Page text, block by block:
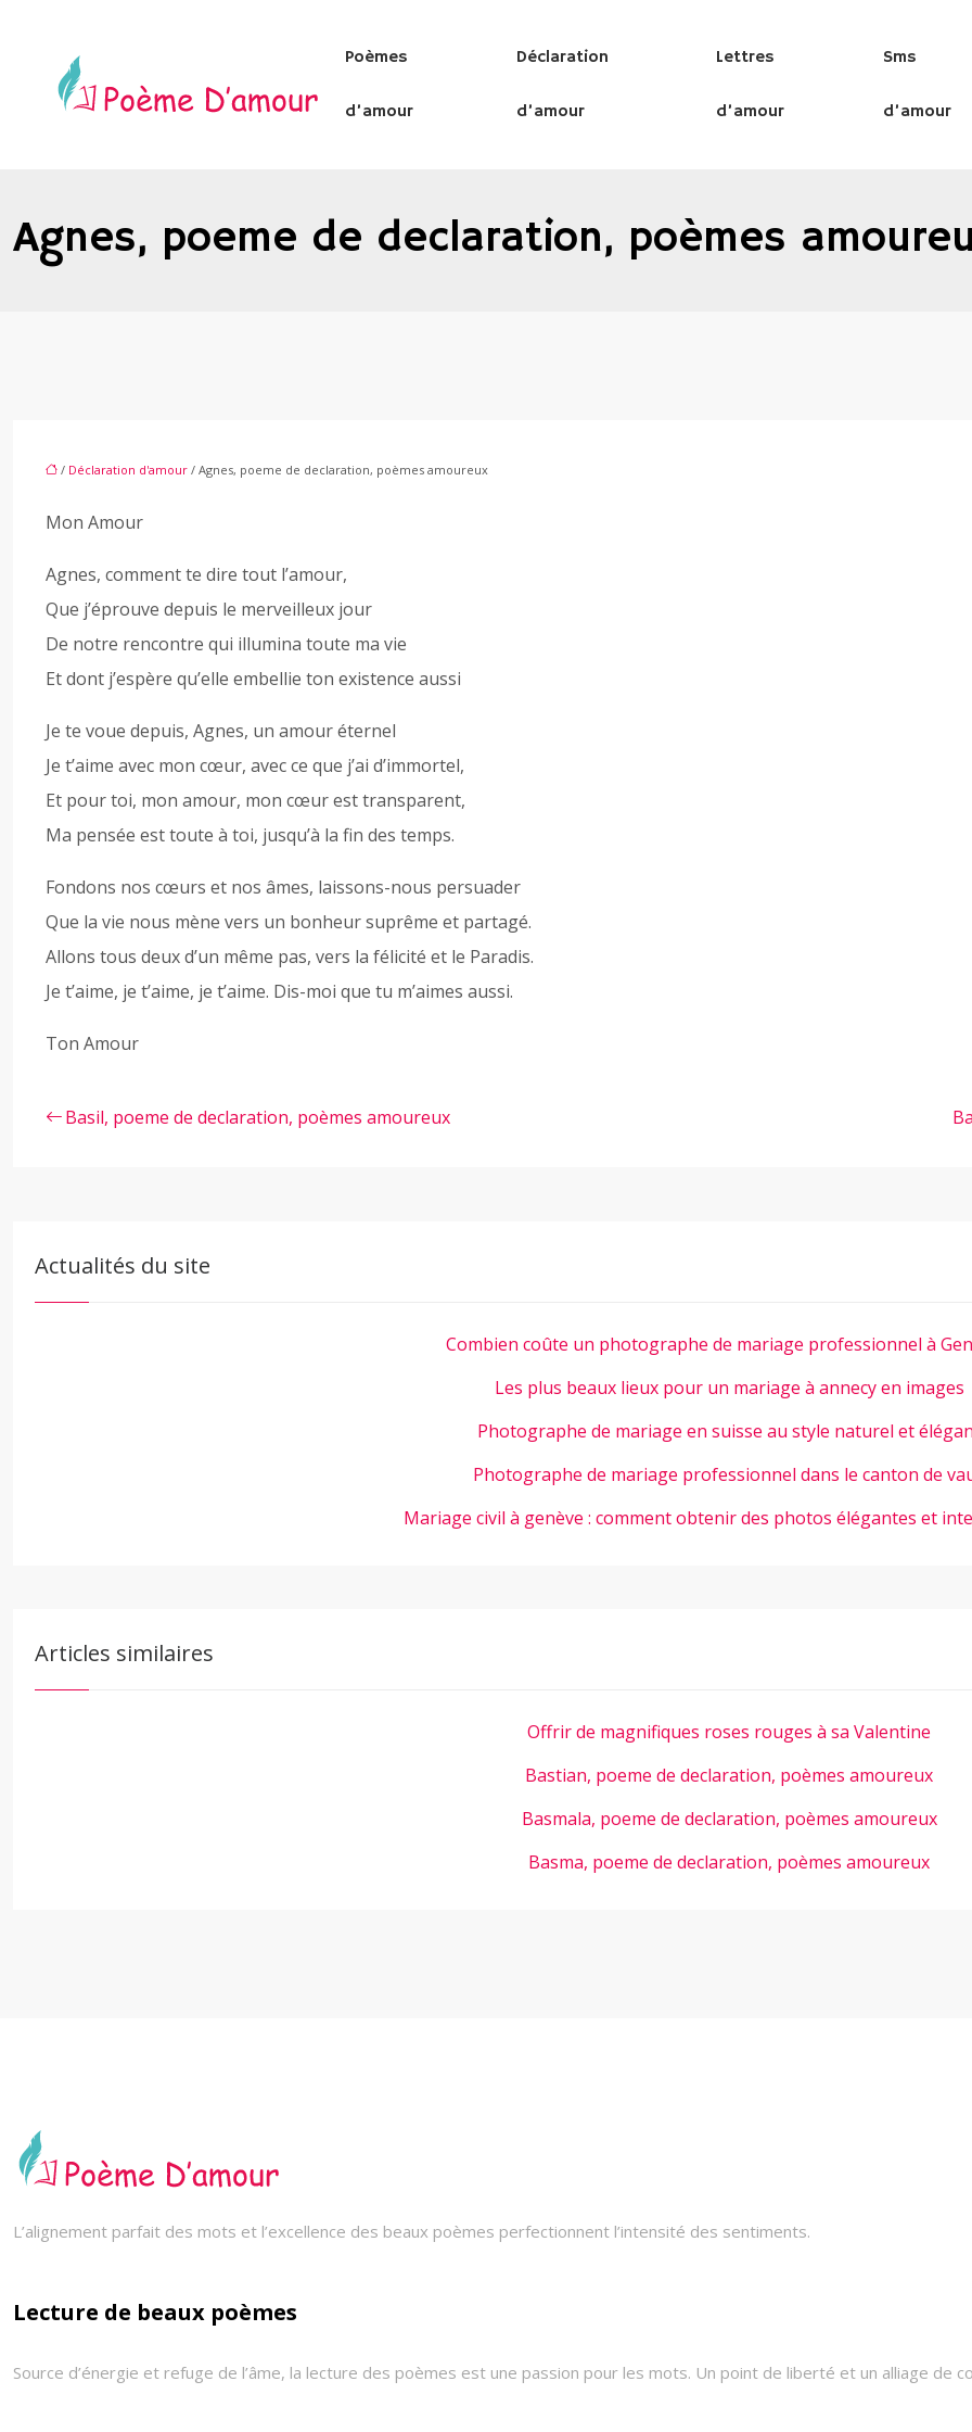
Poèmes
d’amour
Déclaration
d’amour
Lettres
d’amour
Sms
d’amour
Agnes, poeme de declaration, poèmes
/ Déclaration d'amour / Agnes, poeme de declaration, poèmes amoureux
Mon Amour
Agnes, comment te dire tout l’amour,
Que j’éprouve depuis le merveilleux jour
De notre rencontre qui illumina toute ma vie
Et dont j’espère qu’elle embellie ton existence aussi
Je te voue depuis, Agnes, un amour éternel
Je t’aime avec mon cœur, avec ce que j’ai d’immortel,
Et pour toi, mon amour, mon cœur est transparent,
Ma pensée est toute à toi, jusqu’à la fin des temps.
Fondons nos cœurs et nos âmes, laissons-nous persuader
Que la vie nous mène vers un bonheur suprême et partagé.
Allons tous deux d’un même pas, vers la félicité et le Paradis.
Je t’aime, je t’aime, je t’aime. Dis-moi que tu m’aimes aussi.
Ton Amour
Basil, poeme de declaration, poèmes amoureux
Actualités du site
Combien coûte un photographe de mariage professionnel à
Les plus beaux lieux pour un mariage à annecy en images
Photographe de mariage en suisse au style naturel et
Photographe de mariage professionnel dans le canton de
Mariage civil à genève : comment obtenir des photos élégantes et
Articles similaires
Offrir de magnifiques roses rouges à sa Valentine
Bastian, poeme de declaration, poèmes amoureux
Basmala, poeme de declaration, poèmes amoureux
Basma, poeme de declaration, poèmes amoureux
L’alignement parfait des mots et l’excellence des beaux poèmes perfectionnent l’intensité des sentiments.
Lecture de beaux poèmes
Source d’énergie et refuge de l’âme, la lecture des poèmes est une passion pour les mots. Un point de liberté et un alliage de